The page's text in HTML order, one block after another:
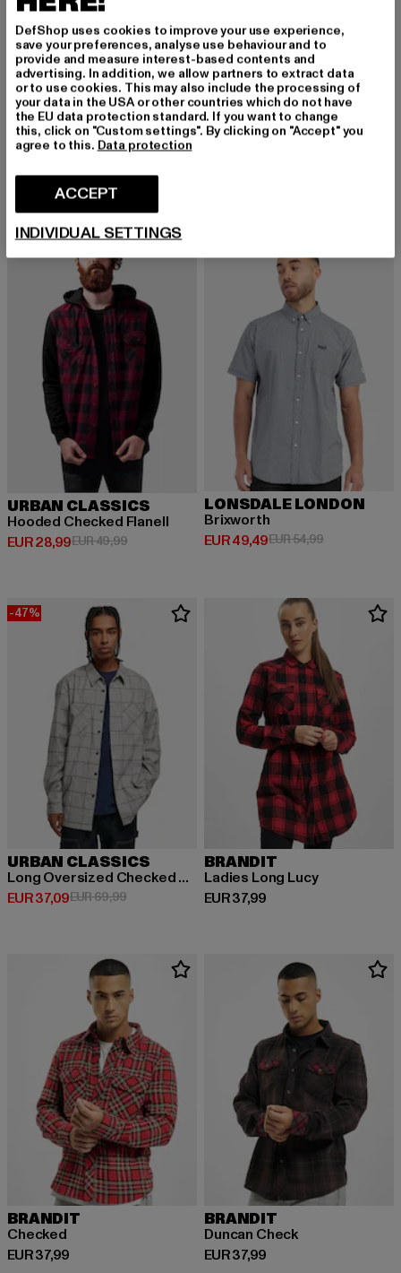
TRUE RELIGION
LS INDIGO PRINTED FLANNEL
DSTREZZED
Lino Check
-42%
URBAN CLASSICS
Hooded Checked Flanell
EUR 28,99
Huidige prijs: EUR 28,99
EUR 49,99Actieprijs: EUR 49,99
LONSDALE LONDON
Brixworth
EUR 49,49
Huidige prijs: EUR 49,49
EUR 54,99Actieprijs:
-47%
URBAN CLASSICS
Long Oversized Checked Greyish
EUR 37,09
Huidige prijs: EUR 37,09
EUR 69,99Actieprijs: EUR 69,99
BRANDIT
Ladies Long Lucy
EUR 37,99
Huidige prijs: EUR 37,99
BRANDIT
Checked
EUR 37,99
Huidige prijs: EUR 37,99
BRANDIT
Duncan Check
EUR 37,99
Huidige prijs: EUR 37,99
DefShop uses cookies to improve your use experience,
save your preferences, analyse use behaviour and to
provide and measure interest-based contents and
advertising. In addition, we allow partners to extract data
or to use cookies. This may also include the processing of
your data in the USA or other countries which do not have
the EU data protection standard. If you want to change
this, click on "Custom settings". By clicking on "Accept" you
agree to this. Data protection
ACCEPT
INDIVIDUAL SETTINGS